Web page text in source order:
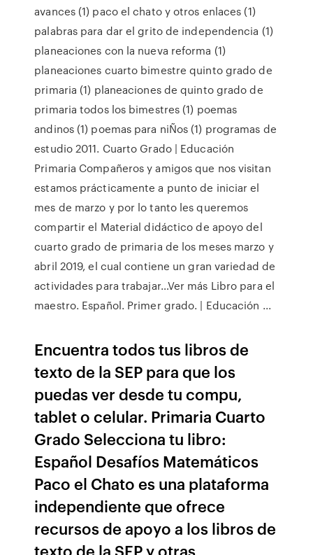
avances (1) paco el chato y otros enlaces (1)
palabras para dar el grito de independencia (1)
planeaciones con la nueva reforma (1)
planeaciones cuarto bimestre quinto grado de
primaria (1) planeaciones de quinto grado de
primaria todos los bimestres (1) poemas
andinos (1) poemas para niÑos (1) programas de
estudio 2011. Cuarto Grado | Educación
Primaria Compañeros y amigos que nos visitan
estamos prácticamente a punto de iniciar el
mes de marzo y por lo tanto les queremos
compartir el Material didáctico de apoyo del
cuarto grado de primaria de los meses marzo y
abril 2019, el cual contiene un gran variedad de
actividades para trabajar…Ver más Libro para el
maestro. Español. Primer grado. | Educación ...
Encuentra todos tus libros de
texto de la SEP para que los
puedas ver desde tu compu,
tablet o celular. Primaria Cuarto
Grado Selecciona tu libro:
Español Desafíos Matemáticos
Paco el Chato es una plataforma
independiente que ofrece
recursos de apoyo a los libros de
texto de la SEP y otras